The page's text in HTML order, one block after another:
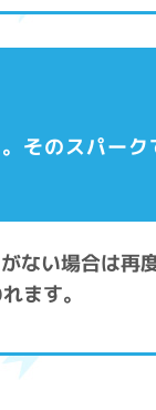
そのスパー
ない場合は再
ます。